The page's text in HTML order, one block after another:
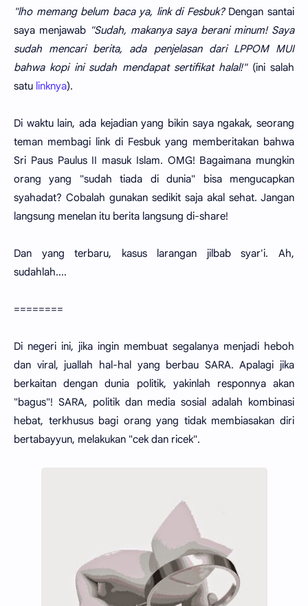
"lho memang belum baca ya, link di Fesbuk?Dengan santai
saya menjawab "Sudah, makanya saya berani minum! Saya
sudah mencari berita, ada penjelasan dari LPPOM MUI
bahwa kopi ini sudah mendapat sertifikat halal!"(ini salah
satu linknya).
Di waktu lain, ada kejadian yang bikin saya ngakak, seorang
teman membagi link di Fesbuk yang memberitakan bahwa
Sri Paus Paulus II masuk Islam. OMG! Bagaimana mungkin
orang yang "sudah tiada di dunia" bisa mengucapkan
syahadat? Cobalah gunakan sedikit saja akal sehat. Jangan
langsung menelan itu berita langsung di-share!
Dan yang terbaru, kasus larangan jilbab syar'i. Ah,
sudahlah....
========
Di negeri ini, jika ingin membuat segalanya menjadi heboh
dan viral, juallah hal-hal yang berbau SARA. Apalagi jika
berkaitan dengan dunia politik, yakinlah responnya akan
"bagus"! SARA, politik dan media sosial adalah kombinasi
hebat, terkhusus bagi orang yang tidak membiasakan diri
bertabayyun, melakukan "cek dan ricek".